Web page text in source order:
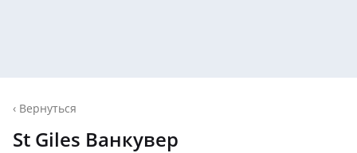
‹ Вернуться
St Giles Ванкувер